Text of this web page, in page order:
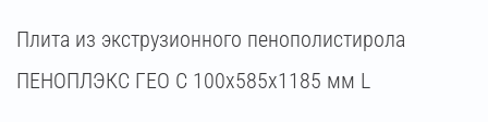
Плита из экструзионного пенополистирола
ПЕНОПЛЭКС ГЕО С 100х585х1185 мм L